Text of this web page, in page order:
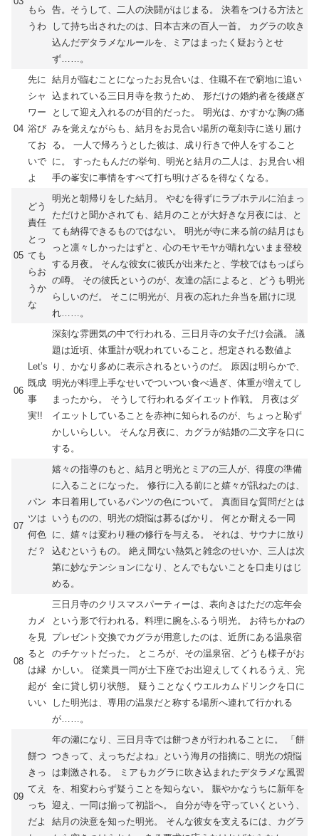
もら
うわ
告。そうして、二人の決闘がはじまる。 決着をつける方法と
して持ち出されたのは、日本古来の百人一首。 カグラの吹き
込んだデタラメなルールを、ミアはまったく疑おうとせ
ず……。
04
先に
シャ
ワー
浴び
てお
いで
よ
結月が臨むことになったお見合いは、住職不在で窮地に追い
込まれている三日月寺を救うため、 形だけの婚約者を後継ぎ
として迎え入れるのが目的だった。 明光は、かすかな胸の痛
みを覚えながらも、結月をお見合い場所の竜刻寺に送り届け
る。 一人で帰ろうとした彼は、成り行きで仲人をすること
に。 すったもんだの挙句、明光と結月の二人は、お見合い相
手の峯安に事情をすべて打ち明けざるを得なくなる。
05
どう
責任
とっ
ても
らお
うか
な
明光と朝帰りをした結月。 やむを得ずにラブホテルに泊まっ
ただけと聞かされても、結月のことが大好きな月夜には、と
ても納得できるものではない。 明光が寺に来る前の結月はも
っと凛々しかったはずと、心のモヤモヤが晴れないまま登校
する月夜。 そんな彼女に彼氏が出来たと、学校ではもっぱら
の噂。 その彼氏というのが、友達の話によると、どうも明光
らしいのだ。 そこに明光が、月夜の忘れた弁当を届けに現
れ……。
06
Let’s
既成
事
実!!
深刻な雰囲気の中で行われる、三日月寺の女子だけ会議。 議
題は近頃、体重計が呪われていること。想定される数値よ
り、かなり多めに表示されるというのだ。 原因は明らかで、
明光が料理上手なせいでついつい食べ過ぎ、体重が増えてし
まったから。 そうして行われるダイエット作戦。 月夜はダ
イエットしていることを赤神に知られるのが、ちょっと恥ず
かしいらしい。 そんな月夜に、カグラが結婚の二文字を口に
する。
07
パン
ツは
何色
だ？
嬉々の指導のもと、結月と明光とミアの三人が、得度の準備
に入ることになった。 修行に入る前にと嬉々が訊ねたのは、
本日着用しているパンツの色について。 真面目な質問だとは
いうものの、明光の煩悩は募るばかり。 何とか耐える一同
に、嬉々は変わり種の修行を与える。 それは、サウナに放り
込むというもの。 絶え間ない熱気と雑念のせいか、三人は次
第に妙なテンションになり、とんでもないことを口走りはじ
める。
08
カメ
を見
ると
は縁
起が
いい
三日月寺のクリスマスパーティーは、表向きはただの忘年会
という形で行われる。料理に腕をふるう明光。 お待ちかねの
プレゼント交換でカグラが用意したのは、近所にある温泉宿
のチケットだった。 ところが、その温泉宿、どうも様子がお
かしい。 従業員一同が土下座でお出迎えしてくれるうえ、完
全に貸し切り状態。 疑うことなくウエルカムドリンクを口に
した明光は、専用の温泉だと称する場所へ連れて行かれる
が……。
09
餅つ
きっ
てえ
っち
だよ
年の瀬になり、三日月寺では餅つきが行われることに。 「餅
つきって、えっちだよね」という海月の指摘に、明光の煩悩
は刺激される。 ミアもカグラに吹き込まれたデタラメな風習
を、相変わらず疑うことを知らない。 賑やかなうちに新年を
迎え、一同は揃って初詣へ。 自分が寺を守っていくという、
結月の決意を知った明光。 そんな彼女を支えるには、カグラ